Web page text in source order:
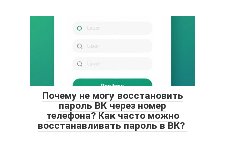
Почему не могу восстановить
пароль ВК через номер
телефона? Как часто можно
восстанавливать пароль в ВК?